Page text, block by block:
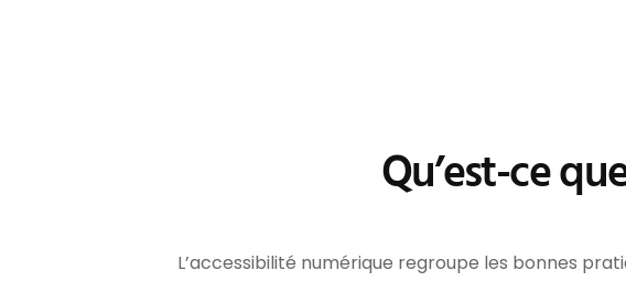
Qu’est-ce
L’accessibilité numérique regroupe les bonnes